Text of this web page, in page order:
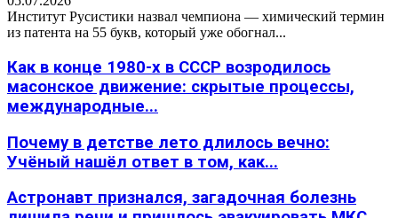
Институт Русистики назвал чемпиона — химический термин
из патента на 55 букв, который уже обогнал...
Как в конце 1980-х в СССР возродилось
масонское движение: скрытые процессы,
международные...
Почему в детстве лето длилось вечно:
Учёный нашёл ответ в том, как...
Астронавт признался, загадочная болезнь